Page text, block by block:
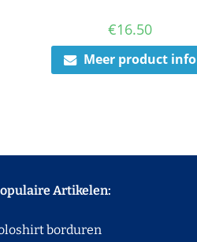
€16.50
Meer product info
Artikelen:
borduren